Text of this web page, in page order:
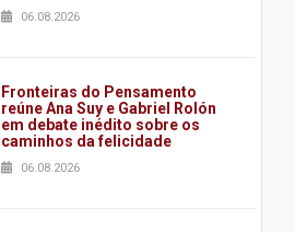
06.08.2026
Fronteiras do Pensamento
reúne Ana Suy e Gabriel Rolón
em debate inédito sobre os
caminhos da felicidade
06.08.2026